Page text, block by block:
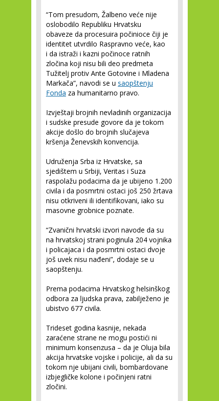
“Tom presudom, Žalbeno veće nije
oslobodilo Republiku Hrvatsku
obaveze da procesuira počinioce čiji je
identitet utvrdilo Raspravno veće, kao
i da istraži i kazni počinoce ratnih
zločina koji nisu bili deo predmeta
Tužitelj protiv Ante Gotovine i Mladena
Markača”, navodi se u saopštenju
Fonda za humanitarno pravo.
Izvještaji brojnih nevladinih organizacija
i sudske presude govore da je tokom
akcije došlo do brojnih slučajeva
kršenja Ženevskih konvencija.
Udruženja Srba iz Hrvatske, sa
sjedištem u Srbiji, Veritas i Suza
raspolažu podacima da je ubijeno 1.200
civila i da posmrtni ostaci još 250 žrtava
nisu otkriveni ili identifikovani, iako su
masovne grobnice poznate.
“Zvanični hrvatski izvori navode da su
na hrvatskoj strani poginula 204 vojnika
i policajaca i da posmrtni ostaci dvoje
još uvek nisu nađeni”, dodaje se u
saopštenju.
Prema podacima Hrvatskog helsinškog
odbora za ljudska prava, zabilježeno je
ubistvo 677 civila.
Trideset godina kasnije, nekada
zaraćene strane ne mogu postići ni
minimum konsenzusa – da je Oluja bila
akcija hrvatske vojske i policije, ali da su
tokom nje ubijani civili, bombardovane
izbjegličke kolone i počinjeni ratni
zločini.